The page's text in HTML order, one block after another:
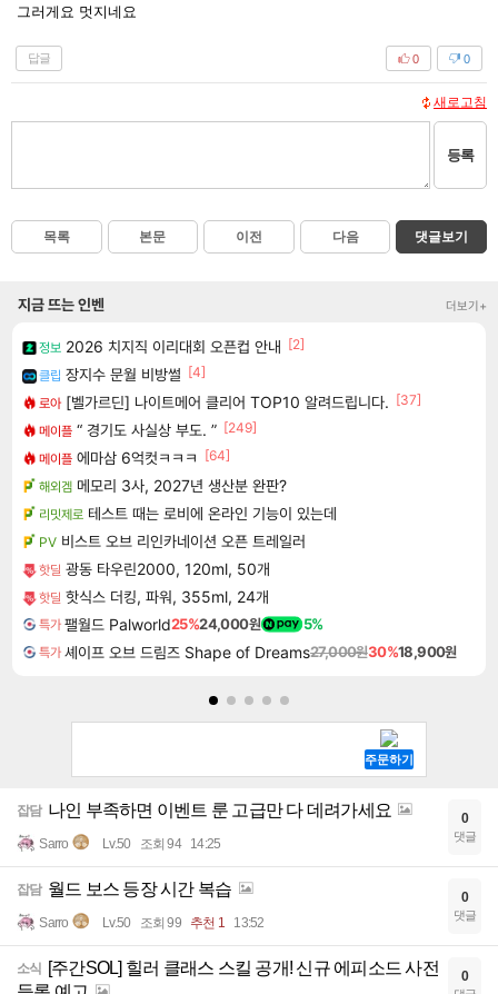
그러게요 멋지네요
답글 0
0
새로고침
등록
목록 본문 이전 다음 댓글보기
지금 뜨는 인벤 더보기+
정보 2026 치지직 이리대회 오픈컵 안내 [2]
클립 장지수 문월 비방썰 [4]
로아 [벨가르딘] 나이트메어 클리어 TOP10 알려드립니다. [37]
메이플 “ 경기도 사실상 부도. ” [249]
메이플 에마삼 6억컷ㅋㅋㅋ
[64]
해외겜 메모리 3사, 2027년 생산분 완판?
리밋제로 테스트 때는 로비에 온라인 기능이 있는데
PV 비스트 오브 리인카네이션 오픈 트레일러
핫딜 광동 타우린2000, 120ml, 50개
핫딜 핫식스 더킹, 파워, 355ml, 24개
특가 팰월드 Palworld25%24,000원 5%
특가 셰이프 오브 드림즈 Shape of Dreams27,000원30%18,900원
잡담 나인 부족하면 이벤트 룬 고급만 다 데려가세요
Sarro Lv.50 조회 94 14:25
0
댓글
잡담 월드 보스 등장 시간 복습
Sarro Lv.50 조회 99 추천 1 13:52
0
댓글
소식
[주간SOL] 힐러 클래스 스킬 공개! 신규 에피소드 사전
0